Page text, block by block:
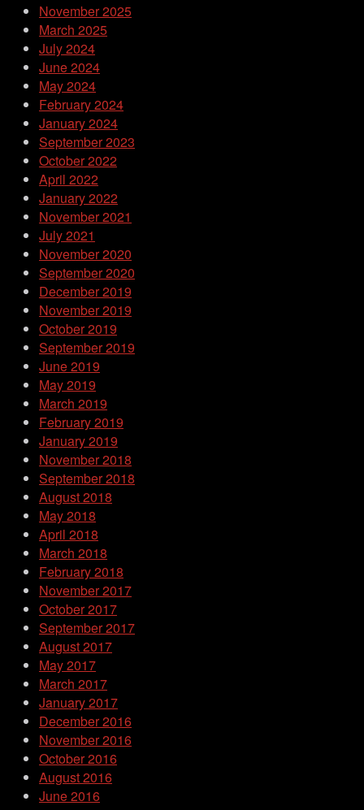
November 2025
March 2025
July 2024
June 2024
May 2024
February 2024
January 2024
September 2023
October 2022
April 2022
January 2022
November 2021
July 2021
November 2020
September 2020
December 2019
November 2019
October 2019
September 2019
June 2019
May 2019
March 2019
February 2019
January 2019
November 2018
September 2018
August 2018
May 2018
April 2018
March 2018
February 2018
November 2017
October 2017
September 2017
August 2017
May 2017
March 2017
January 2017
December 2016
November 2016
October 2016
August 2016
June 2016